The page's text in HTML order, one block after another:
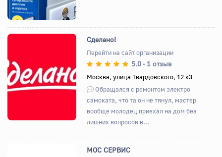
Назад Вперед
Сделано!
Перейти на сайт организации
5.0 • 1 отзыв
Москва, улица Твардовского, 12 к3
Обращался с ремонтом электро
самоката, что та он не тянул, мастер
вообще молодец приехал на дом без
лишних вопросов в...
МОС СЕРВИС